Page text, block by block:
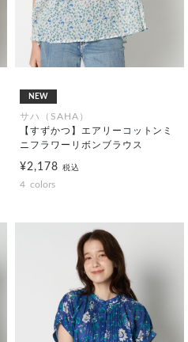
NEW
サハ（SAHA）
【すずかつ】エアリーコットンミ
ニフラワーリボンブラウス
¥2,178 税込
4 colors